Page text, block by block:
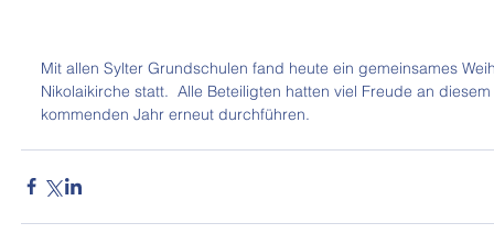
Mit allen Sylter Grundschulen fand heute ein gemeinsames
Nikolaikirche statt.  Alle Beteiligten hatten viel Freude an
kommenden Jahr erneut durchführen.